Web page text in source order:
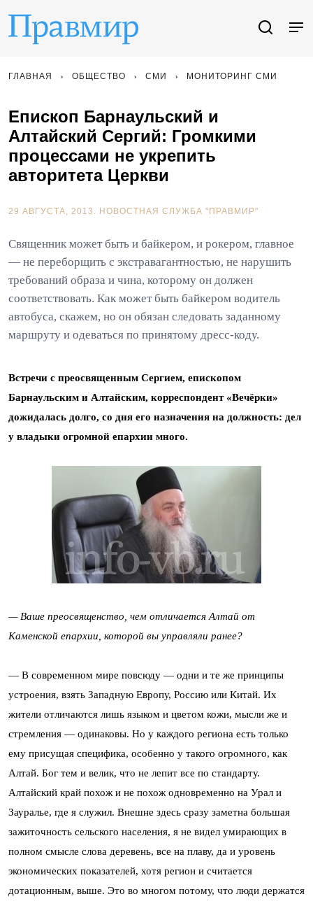
ГЛАВНАЯ ОБЩЕСТВО СМИ МОНИТОРИНГ СМИ
Епископ Барнаульский и
Алтайский Сергий: Громкими
процессами не укрепить
авторитета Церкви
29 АВГУСТА, 2013. НОВОСТНАЯ СЛУЖБА "ПРАВМИР"
Священник может быть и байкером, и рокером, главное
— не переборщить с экстравагантностью, не нарушить
требований образа и чина, которому он должен
соответствовать. Как может быть байкером водитель
автобуса, скажем, но он обязан следовать заданному
маршруту и одеваться по принятому дресс-коду.
Встречи с преосвященным Сергием, епископом
Барнаульским и Алтайским, корреспондент «Вечёрки»
дожидалась долго, со дня его назначения на должность: дел
у владыки огромной епархии много.
— Ваше преосвященство, чем отличается Алтай от
Каменской епархии, которой вы управляли ранее?
— В современном мире повсюду — одни и те же принципы
устроения, взять Западную Европу, Россию или Китай. Их
жители отличаются лишь языком и цветом кожи, мысли же и
стремления — одинаковы. Но у каждого региона есть только
ему присущая специфика, особенно у такого огромного, как
Алтай. Бог тем и велик, что не лепит все по стандарту.
Алтайский край похож и не похож одновременно на Урал и
Зауралье, где я служил. Внешне здесь сразу заметна большая
зажиточность сельского населения, я не видел умирающих в
полном смысле слова деревень, все на плаву, да и уровень
экономических показателей, хотя регион и считается
дотационным, выше. Это во многом потому, что люди держатся